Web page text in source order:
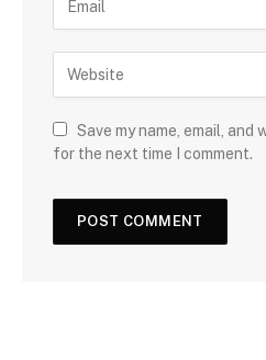
Save my name, email, and
for the next time I comment.